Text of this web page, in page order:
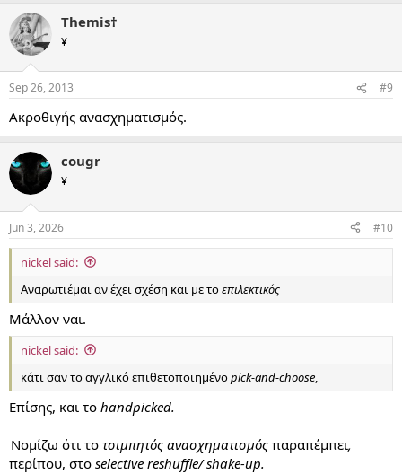
Themis†
¥
Sep 26, 2013 #9
Ακροθιγής ανασχηματισμός.
cougr
¥
Jun 3, 2026 #10
nickel said:
Αναρωτιέμαι αν έχει σχέση και με τοεπιλεκτικός
Μάλλον ναι.
nickel said:
κάτι σαν το αγγλικό επιθετοποιημένοpick-and-choose
Επίσης, και το handpicked.
Νομίζω ότι το τσιμπητός ανασχηματισμός παραπέμπει,
περίπου, στο selective reshuffle/ shake-up.